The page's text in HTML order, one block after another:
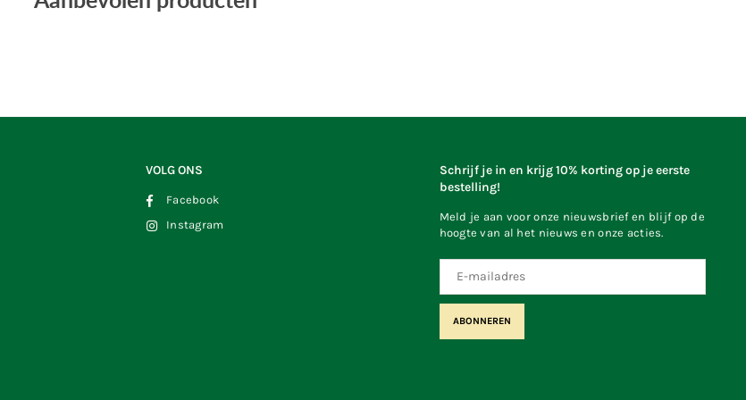
VOLG ONS
Facebook
Instagram
Schrijf je in en krijg 10% korting op je eerste
bestelling!
Meld je aan voor onze nieuwsbrief en blijf op de
hoogte van al het nieuws en onze acties.
ABONNEREN